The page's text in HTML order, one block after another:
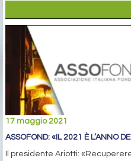
17 maggio 2021
ASSOFOND: «IL 2021 È L’ANNO
Il presidente Ariotti: